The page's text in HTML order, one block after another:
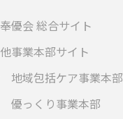
奉優会 総合サイト
他事業本部サイト
地域包括ケア事業本部
優っくり事業本部